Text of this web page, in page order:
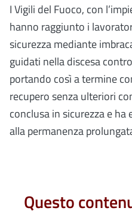
I Vigili del Fuoco, con
hanno raggiunto i
sicurezza mediante
guidati nella discesa
portando così a termine
recupero senza ulteriori
conclusa in sicurezza e
alla permanenza
Questo